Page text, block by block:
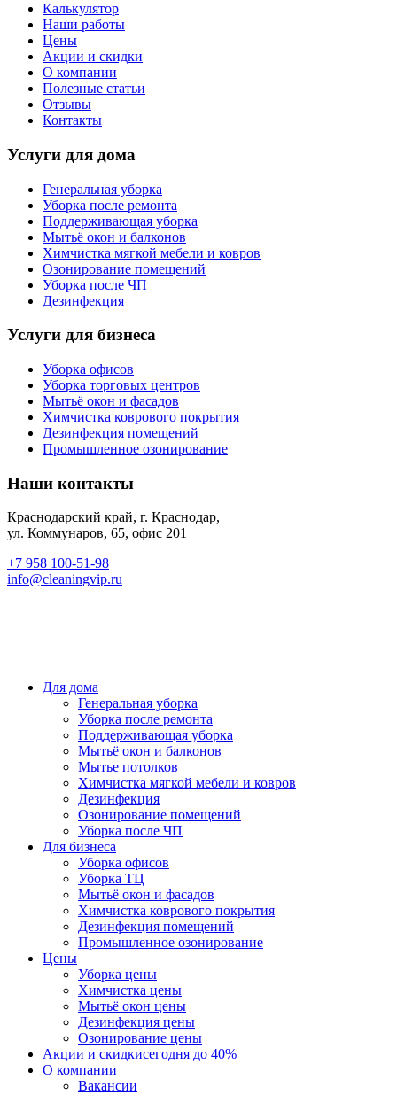
Калькулятор
Наши работы
Цены
Акции и скидки
О компании
Полезные статьи
Отзывы
Контакты
Услуги для дома
Генеральная уборка
Уборка после ремонта
Поддерживающая уборка
Мытьё окон и балконов
Химчистка мягкой мебели и ковров
Озонирование помещений
Уборка после ЧП
Дезинфекция
Услуги для бизнеса
Уборка офисов
Уборка торговых центров
Мытьё окон и фасадов
Химчистка коврового покрытия
Дезинфекция помещений
Промышленное озонирование
Наши контакты
Краснодарский край, г. Краснодар,
ул. Коммунаров, 65, офис 201
+7 958 100-51-98
info@cleaningvip.ru
Для дома
Генеральная уборка
Уборка после ремонта
Поддерживающая уборка
Мытьё окон и балконов
Мытье потолков
Химчистка мягкой мебели и ковров
Дезинфекция
Озонирование помещений
Уборка после ЧП
Для бизнеса
Уборка офисов
Уборка ТЦ
Мытьё окон и фасадов
Химчистка коврового покрытия
Дезинфекция помещений
Промышленное озонирование
Цены
Уборка цены
Химчистка цены
Мытьё окон цены
Дезинфекция цены
Озонирование цены
Акции и скидкисегодня до 40%
О компании
Вакансии